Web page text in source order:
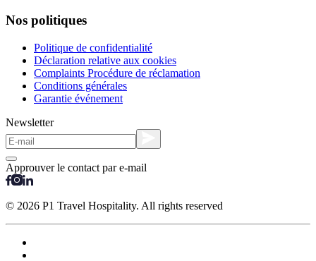
Nos politiques
Politique de confidentialité
Déclaration relative aux cookies
Complaints Procédure de réclamation
Conditions générales
Garantie événement
Newsletter
Approuver le contact par e-mail
© 2026 P1 Travel Hospitality. All rights reserved